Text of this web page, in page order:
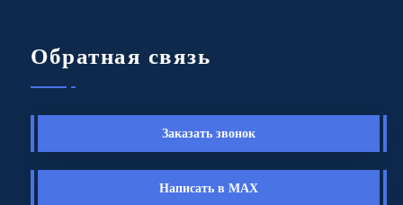
Обратная связь
Заказать звонок
Написать в MAX